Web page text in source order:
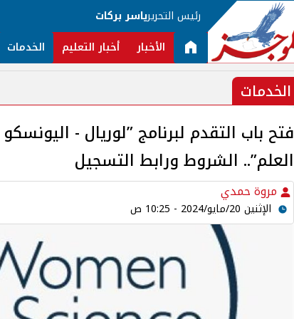
رئيس التحريرياسر بركات
الأخبار أخبار التعليم الخدمات
الخدمات
فتح باب التقدم لبرنامج ”لوريال -
العلم”.. الشروط ورابط التسجيل
مروة حمدي
الإثنين 20/مايو/2024 - 10:25 ص